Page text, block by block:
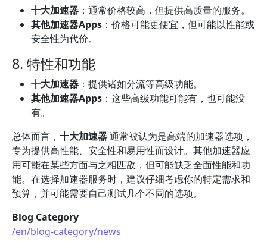
十大加速器 ：通常价格较高，但提供高质量的服务。
其他加速器Apps ：价格可能更便宜，但可能以性能或
安全性为代价。
8. 特性和功能
十大加速器 ：提供诸如分流等高级功能。
其他加速器Apps ：这些高级功能可能有，也可能没
有。
总体而言， 十大加速器通常被认为是高端的加速器选项，
专为提供高性能、安全性和易用性而设计。其他加速器应
用可能在某些方面与之相匹敌，但可能缺乏全面性能和功
能。在选择加速器服务时，建议仔细考虑你的特定需求和
预算，并可能需要自己测试几个不同的选项。
Blog Category
/en/blog-category/news